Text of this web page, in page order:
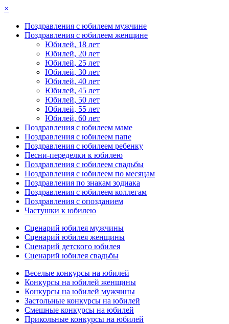
×
Поздравления с юбилеем мужчине
Поздравления с юбилеем женщине
Юбилей, 18 лет
Юбилей, 20 лет
Юбилей, 25 лет
Юбилей, 30 лет
Юбилей, 40 лет
Юбилей, 45 лет
Юбилей, 50 лет
Юбилей, 55 лет
Юбилей, 60 лет
Поздравления с юбилеем маме
Поздравления с юбилеем папе
Поздравления с юбилеем ребенку
Песни-переделки к юбилею
Поздравления с юбилеем свадьбы
Поздравления с юбилеем по месяцам
Поздравления по знакам зодиака
Поздравления с юбилеем коллегам
Поздравления с опозданием
Частушки к юбилею
Сценарий юбилея мужчины
Сценарий юбилея женщины
Сценарий детского юбилея
Сценарий юбилея свадьбы
Веселые конкурсы на юбилей
Конкурсы на юбилей женщины
Конкурсы на юбилей мужчины
Застольные конкурсы на юбилей
Смешные конкурсы на юбилей
Прикольные конкурсы на юбилей